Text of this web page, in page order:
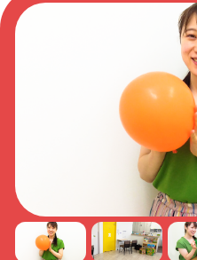
成長事例
お役立ちコラム
アン
普段の生活ででき
現状のお子さまのス
（合計10項目）
身辺自立
数理的処理
発信／表現
観察する
質問したらど
指示通りので
持ち帰れる
質問したらど
必要なサポー
する回数が増えた！
できないとすぐ諦め
なかなか褒めるとこ
悩みだったAくんの保
お子さまが頑張って
コツをお伝えしなが
わり方を一緒に考え
毎日のことが習慣化
毎日同じことで怒って
まってしまっていたB
行動をスムーズに促
った環境の工夫を一緒
思春期のお子さまは
で物事を解決してい
お子さまが「自分で考
ポートできる関わり